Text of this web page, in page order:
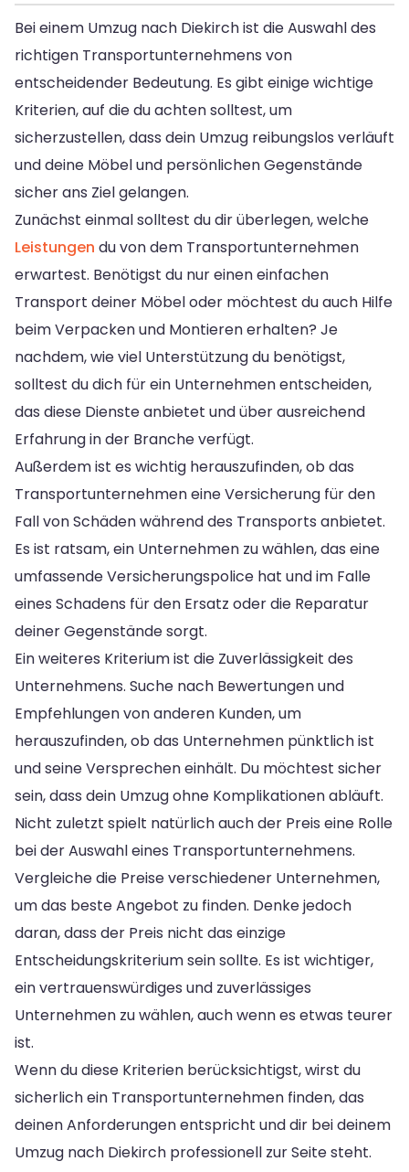
Bei einem Umzug nach Diekirch ist die Auswahl des
richtigen Transportunternehmens von
entscheidender Bedeutung. Es gibt einige wichtige
Kriterien, auf die du achten solltest, um
sicherzustellen, dass dein Umzug reibungslos verläuft
und deine Möbel und persönlichen Gegenstände
sicher ans Ziel gelangen.
Zunächst einmal solltest du dir überlegen, welche
Leistungen du von dem Transportunternehmen
erwartest. Benötigst du nur einen einfachen
Transport deiner Möbel oder möchtest du auch Hilfe
beim Verpacken und Montieren erhalten? Je
nachdem, wie viel Unterstützung du benötigst,
solltest du dich für ein Unternehmen entscheiden,
das diese Dienste anbietet und über ausreichend
Erfahrung in der Branche verfügt.
Außerdem ist es wichtig herauszufinden, ob das
Transportunternehmen eine Versicherung für den
Fall von Schäden während des Transports anbietet.
Es ist ratsam, ein Unternehmen zu wählen, das eine
umfassende Versicherungspolice hat und im Falle
eines Schadens für den Ersatz oder die Reparatur
deiner Gegenstände sorgt.
Ein weiteres Kriterium ist die Zuverlässigkeit des
Unternehmens. Suche nach Bewertungen und
Empfehlungen von anderen Kunden, um
herauszufinden, ob das Unternehmen pünktlich ist
und seine Versprechen einhält. Du möchtest sicher
sein, dass dein Umzug ohne Komplikationen abläuft.
Nicht zuletzt spielt natürlich auch der Preis eine Rolle
bei der Auswahl eines Transportunternehmens.
Vergleiche die Preise verschiedener Unternehmen,
um das beste Angebot zu finden. Denke jedoch
daran, dass der Preis nicht das einzige
Entscheidungskriterium sein sollte. Es ist wichtiger,
ein vertrauenswürdiges und zuverlässiges
Unternehmen zu wählen, auch wenn es etwas teurer
ist.
Wenn du diese Kriterien berücksichtigst, wirst du
sicherlich ein Transportunternehmen finden, das
deinen Anforderungen entspricht und dir bei deinem
Umzug nach Diekirch professionell zur Seite steht.